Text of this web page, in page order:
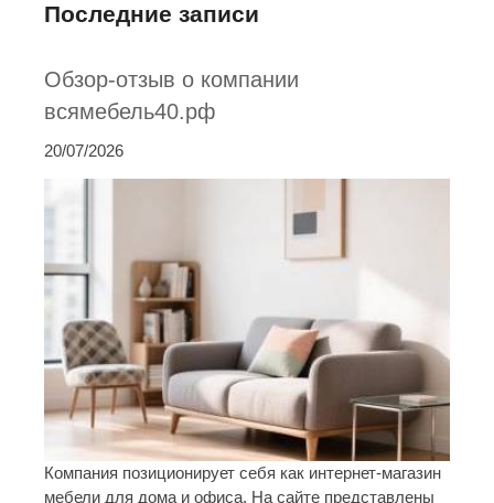
Последние записи
Обзор-отзыв о компании
всямебель40.рф
20/07/2026
Компания позиционирует себя как интернет-магазин
мебели для дома и офиса. На сайте представлены